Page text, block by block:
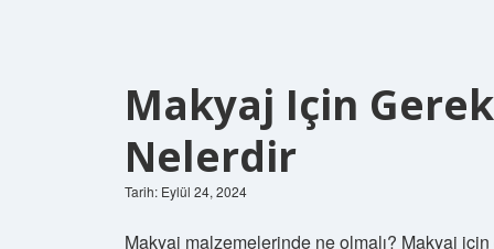
Makyaj Için
Nelerdir
Tarih: Eylül 24, 2024
Makyaj malzemelerinde ne olmalı? Makyaj